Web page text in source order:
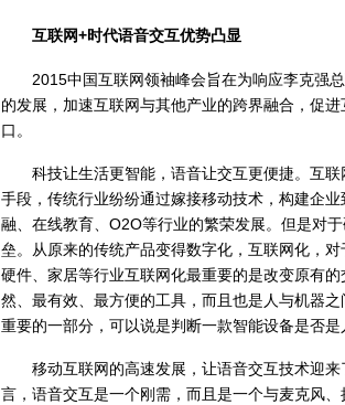
互联网+时代语音交互优势凸显
2015中国互联网领袖峰会旨在为响应李克强总
的发展，加速互联网与其他产业的跨界融合，促
口。
科技让生活更智能，语音让交互更便捷。互联
手段，传统行业纷纷通过嫁接移动技术，构建企
融、在线教育、O2O等行业的繁荣发展。但是对
垒。从原来的传统产品变得数字化，互联网化，
硬件、家居等行业互联网化最重要的是改变原有
然、最有效、最方便的工具，而且也是人与机器
重要的一部分，可以说是判断一款智能设备是否是
移动互联网的高速发展，让语音交互技术迎来
言，语音交互是一个刚需，而且是一个与麦克风